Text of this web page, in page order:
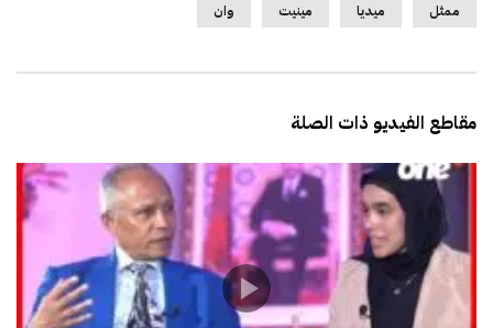
ممثل ميديا مينيت وان
مقاطع الفيديو ذات الصلة